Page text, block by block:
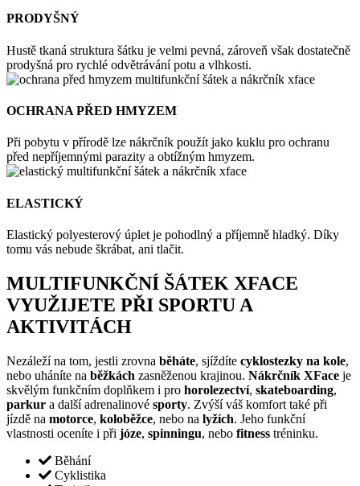
PRODYŠNÝ
Hustě tkaná struktura šátku je velmi pevná, zároveň však dostatečně
prodyšná pro rychlé odvětrávání potu a vlhkosti.
OCHRANA PŘED HMYZEM
Při pobytu v přírodě lze nákrčník použít jako kuklu pro ochranu
před nepříjemnými parazity a obtížným hmyzem.
ELASTICKÝ
Elastický polyesterový úplet je pohodlný a příjemně hladký. Díky
tomu vás nebude škrábat, ani tlačit.
MULTIFUNKČNÍ ŠÁTEK XFACE
VYUŽIJETE PŘI SPORTU A
AKTIVITÁCH
Nezáleží na tom, jestli zrovna běháte, sjíždíte cyklostezky na kole,
nebo uháníte na běžkách zasněženou krajinou. Nákrčník XFace je
skvělým funkčním doplňkem i pro horolezectví, skateboarding,
parkur a další adrenalinové sporty. Zvýší váš komfort také při
jízdě na motorce, koloběžce, nebo na lyžích. Jeho funkční
vlastnosti oceníte i při józe, spinningu, nebo fitness tréninku.
Běhání
Cyklistika